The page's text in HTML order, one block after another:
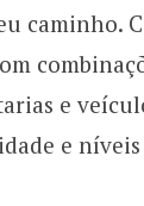
caminho.
e
e